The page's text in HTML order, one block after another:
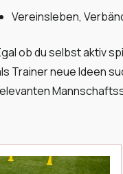
Vereinsleben,
ob du selbst aktiv
Trainer neue Ideen